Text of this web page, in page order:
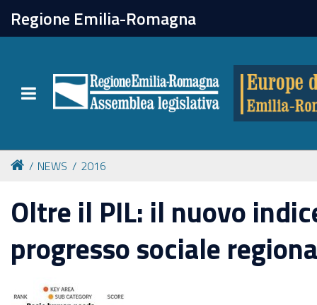
Regione Emilia-Romagna
Toggle navigation
chiudi
Attività
Formazione
Eventi
Tutte le notizie
Newsletter
NEWS 2016
Oltre il PIL: il nuovo
progresso sociale